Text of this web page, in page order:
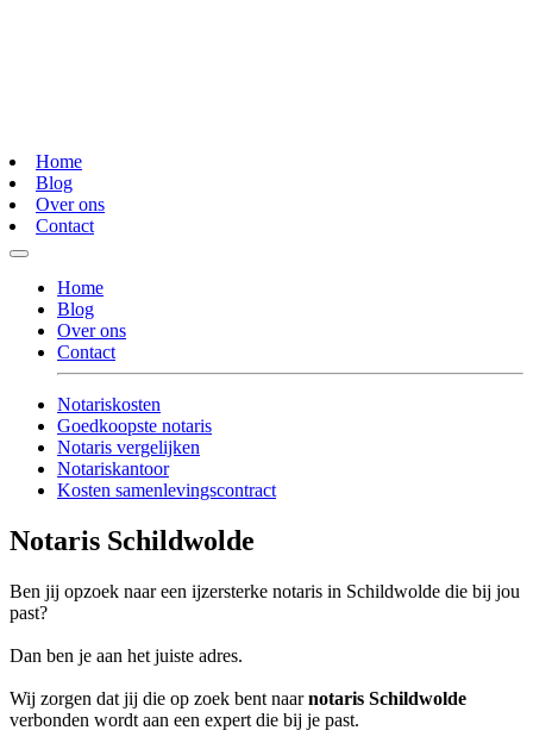
Home
Blog
Over ons
Contact
Home
Blog
Over ons
Contact
Notariskosten
Goedkoopste notaris
Notaris vergelijken
Notariskantoor
Kosten samenlevingscontract
Notaris Schildwolde
Ben jij opzoek naar een ijzersterke notaris in Schildwolde die bij jou
past?
Dan ben je aan het juiste adres.
Wij zorgen dat jij die op zoek bent naarnotaris Schildwolde
verbonden wordt aan een expert die bij je past.